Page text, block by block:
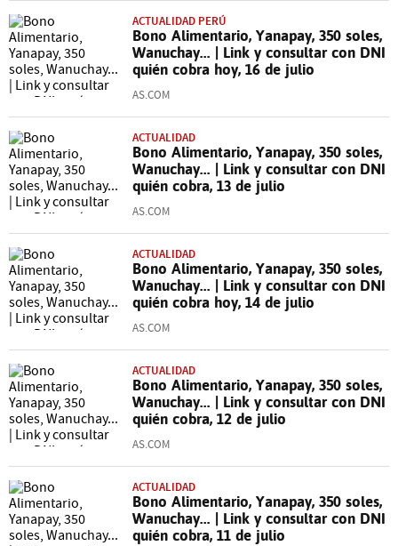
ACTUALIDAD PERÚ
Bono Alimentario, Yanapay, 350 soles,
Wanuchay... | Link y consultar con DNI
quién cobra hoy, 16 de julio
AS.COM
ACTUALIDAD
Bono Alimentario, Yanapay, 350 soles,
Wanuchay... | Link y consultar con DNI
quién cobra, 13 de julio
AS.COM
ACTUALIDAD
Bono Alimentario, Yanapay, 350 soles,
Wanuchay... | Link y consultar con DNI
quién cobra hoy, 14 de julio
AS.COM
ACTUALIDAD
Bono Alimentario, Yanapay, 350 soles,
Wanuchay... | Link y consultar con DNI
quién cobra, 12 de julio
AS.COM
ACTUALIDAD
Bono Alimentario, Yanapay, 350 soles,
Wanuchay... | Link y consultar con DNI
quién cobra, 11 de julio